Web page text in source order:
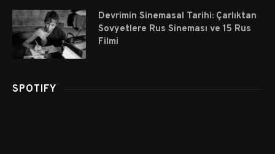
Devrimin Sinemasal Tarihi: Çarlıktan
Sovyetlere Rus Sineması ve 15 Rus
Filmi
SPOTIFY